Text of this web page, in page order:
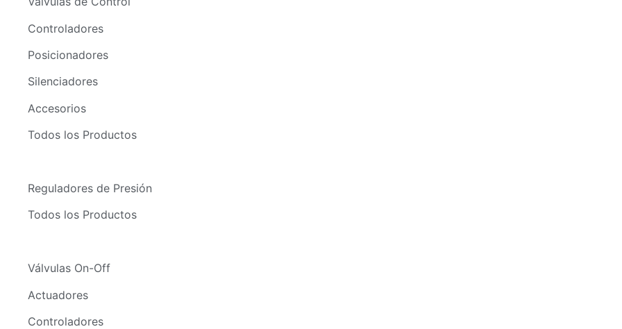
Controladores
Posicionadores
Silenciadores
Accesorios
Todos los Productos
Reguladores de Presión
Todos los Productos
Válvulas On-Off
Actuadores
Controladores